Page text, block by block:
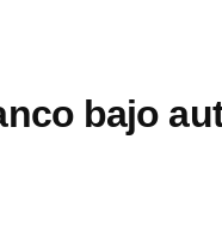
bajo